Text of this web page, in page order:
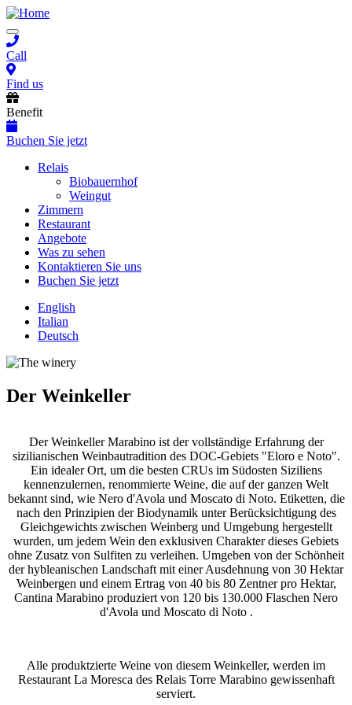
Skip
to
main
content
Toggle
navigation
Call
Find us
Benefit
Buchen Sie jetzt
Main
navigation
Relais
Biobauernhof
Weingut
Zimmern
Restaurant
Angebote
Was zu sehen
Kontaktieren Sie uns
Buchen Sie jetzt
English
Italian
Deutsch
Der Weinkeller
Der Weinkeller Marabino ist der vollständige Erfahrung der
sizilianischen Weinbautradition des DOC-Gebiets "Eloro e Noto".
Ein idealer Ort, um die besten CRUs im Südosten Siziliens
kennenzulernen, renommierte Weine, die auf der ganzen Welt
bekannt sind, wie Nero d'Avola und Moscato di Noto. Etiketten, die
nach den Prinzipien der Biodynamik unter Berücksichtigung des
Gleichgewichts zwischen Weinberg und Umgebung hergestellt
wurden, um jedem Wein den exklusiven Charakter dieses Gebiets
ohne Zusatz von Sulfiten zu verleihen. Umgeben von der Schönheit
der hybleanischen Landschaft mit einer Ausdehnung von 30 Hektar
Weinbergen und einem Ertrag von 40 bis 80 Zentner pro Hektar,
Cantina Marabino produziert von 120 bis 130.000 Flaschen Nero
d'Avola und Moscato di Noto .
Alle produktzierte Weine von diesem Weinkeller, werden im
Restaurant La Moresca des Relais Torre Marabino gewissenhaft
serviert.